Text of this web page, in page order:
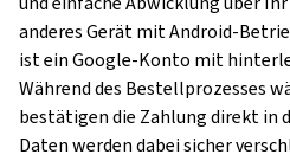
anderes Gerät mit Android-
ist ein Google-Konto mit
Während des Bestellprozesses
bestätigen die Zahlung direkt in
Daten werden dabei sicher